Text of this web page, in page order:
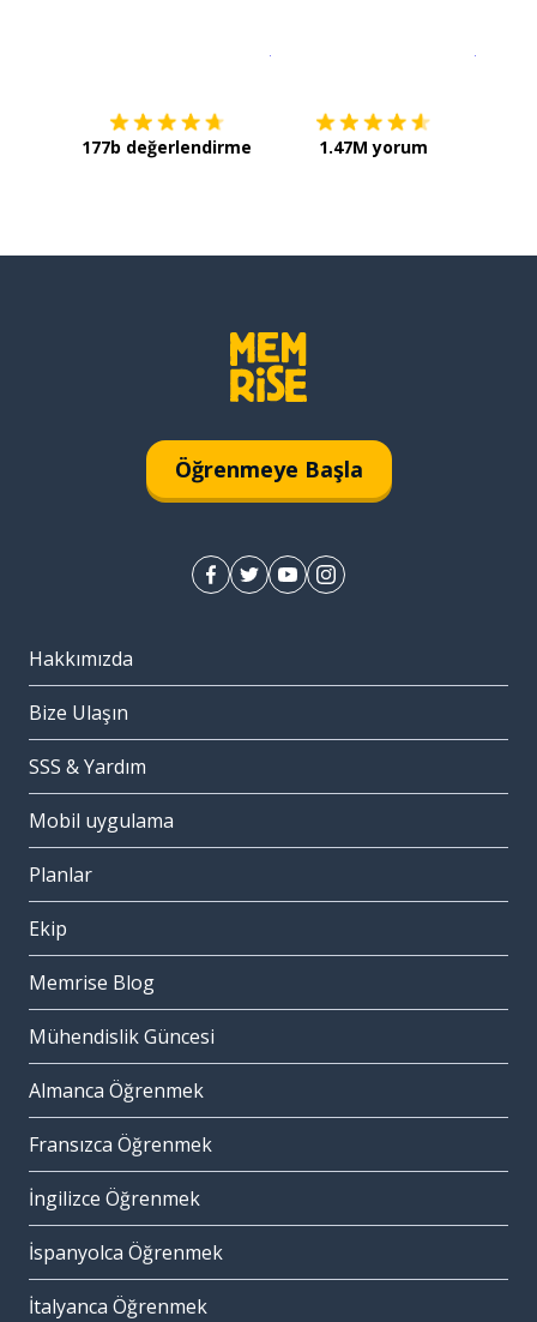
177b değerlendirme 1.47M yorum
Öğrenmeye Başla
Hakkımızda
Bize Ulaşın
SSS & Yardım
Mobil uygulama
Planlar
Ekip
Memrise Blog
Mühendislik Güncesi
Almanca Öğrenmek
Fransızca Öğrenmek
İngilizce Öğrenmek
İspanyolca Öğrenmek
İtalyanca Öğrenmek